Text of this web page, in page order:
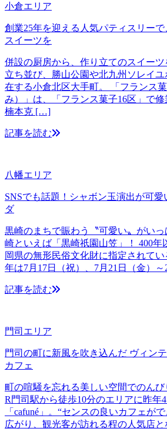
小倉エリア
創業25年を迎える人気パティスリー
スイーツを
併設の厨房から、作り立てのスイー
立ち並び、勝山公園や北九州ソレイ
在する小倉北区大手町。 「フランス
み）」は、「フランス菓子16区」で
楠本克 […]
記事を読む
八幡エリア
SNSでも話題！シャボン玉演出が可
ダ
黒崎のまちで賑わう〝可愛い〟がい
崎といえば「黒崎祇園山笠」！ 400年
岡県の無形民俗文化財に指定されて
年は7月17日（祝）、7月21日（金）
記事を読む
門司エリア
門司の町に新風を吹き込んだ ヴィン
カフェ
町の喧騒を忘れる美しい空間でのん
R門司駅から徒歩10分のエリアに昨年
「cafuné」。“センスの良いカフェが
広がり、観光客が訪れる程の人気店